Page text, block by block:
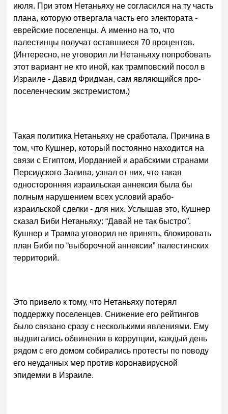
июля. При этом Нетаньяху не согласился на ту часть
плана, которую отвергала часть его электората -
еврейские поселенцы. А именно на то, что
палестинцы получат оставшиеся 70 процентов.
(Интересно, не уговорил ли Нетаньяху попробовать
этот вариант не кто иной, как трамповский посол в
Израиле - Давид Фридман, сам являющийся про-
поселенческим экстремистом.)
Такая политика Нетаньяху не сработала. Причина в
том, что Кушнер, который постоянно находится на
связи с Египтом, Иорданией и арабскими странами
Персидского Залива, узнал от них, что такая
односторонняя израильская аннексия была бы
полным нарушением всех условий арабо-
израильской сделки - для них. Услышав это, Кушнер
сказал Биби Нетаньяху: “Давай не так быстро”.
Кушнер и Трампа уговорил не принять, блокировать
план Биби по “выборочной аннексии” палестинских
территорий.
Это привело к тому, что Нетаньяху потерял
поддержку поселенцев. Снижение его рейтингов
было связано сразу с несколькими явлениями. Ему
выдвигались обвинения в коррупции, каждый день
рядом с его домом собирались протесты по поводу
его неудачных мер против коронавирусной
эпидемии в Израиле.